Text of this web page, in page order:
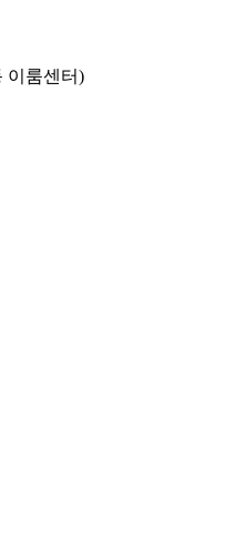
이룸센터)